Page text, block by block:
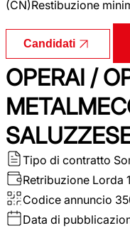
(CN)Restibuzione
Candidati
OPERAI /
Tipo di contratto
Retribuzione Lorda
Codice annuncio
Data di